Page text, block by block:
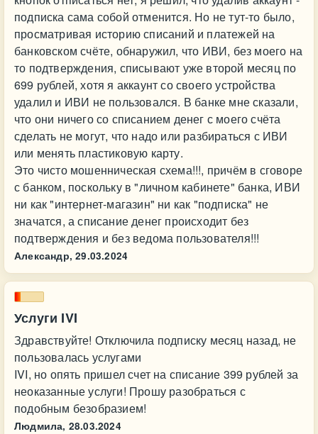
подписка сама собой отменится. Но не тут-то было,
просматривая историю списаний и платежей на
банковском счёте, обнаружил, что ИВИ, без моего на
то подтверждения, списывают уже второй месяц по
699 рублей, хотя я аккаунт со своего устройства
удалил и ИВИ не пользовался. В банке мне сказали,
что они ничего со списанием денег с моего счёта
сделать не могут, что надо или разбираться с ИВИ
или менять пластиковую карту.
Это чисто мошенническая схема!!!, причём в сговоре
с банком, поскольку в "личном кабинете" банка, ИВИ
ни как "интернет-магазин" ни как "подписка" не
значатся, а списание денег происходит без
подтверждения и без ведома пользователя!!!
Александр, 29.03.2024
Услуги IVI
Здравствуйте! Отключила подписку месяц назад, не
пользовалась услугами
IVI, но опять пришел счет на списание 399 рублей за
неоказанные услуги! Прошу разобраться с
подобным безобразием!
Людмила, 28.03.2024